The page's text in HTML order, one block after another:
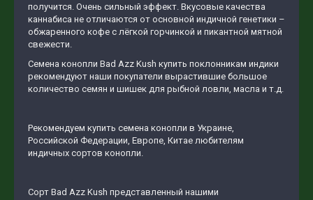
получится. Очень сильный эффект. Вкусовые качества
каннабиса не отличаются от основной индичной генетики –
обжаренного кофе с лёгкой горчинкой и пикантной мятной
свежести.
Семена конопли Bad Azz Kush купить поклонникам индики
рекомендуют наши покупатели вырастившие большое
количество семян и шишек для рыбной ловли, масла и т.д.
Рекомендуем купить семена конопли в Украине,
Российской Федерации, Европе, Китае любителям
индичных сортов конопли.
Сорт Bad Azz Kush представленный нашими